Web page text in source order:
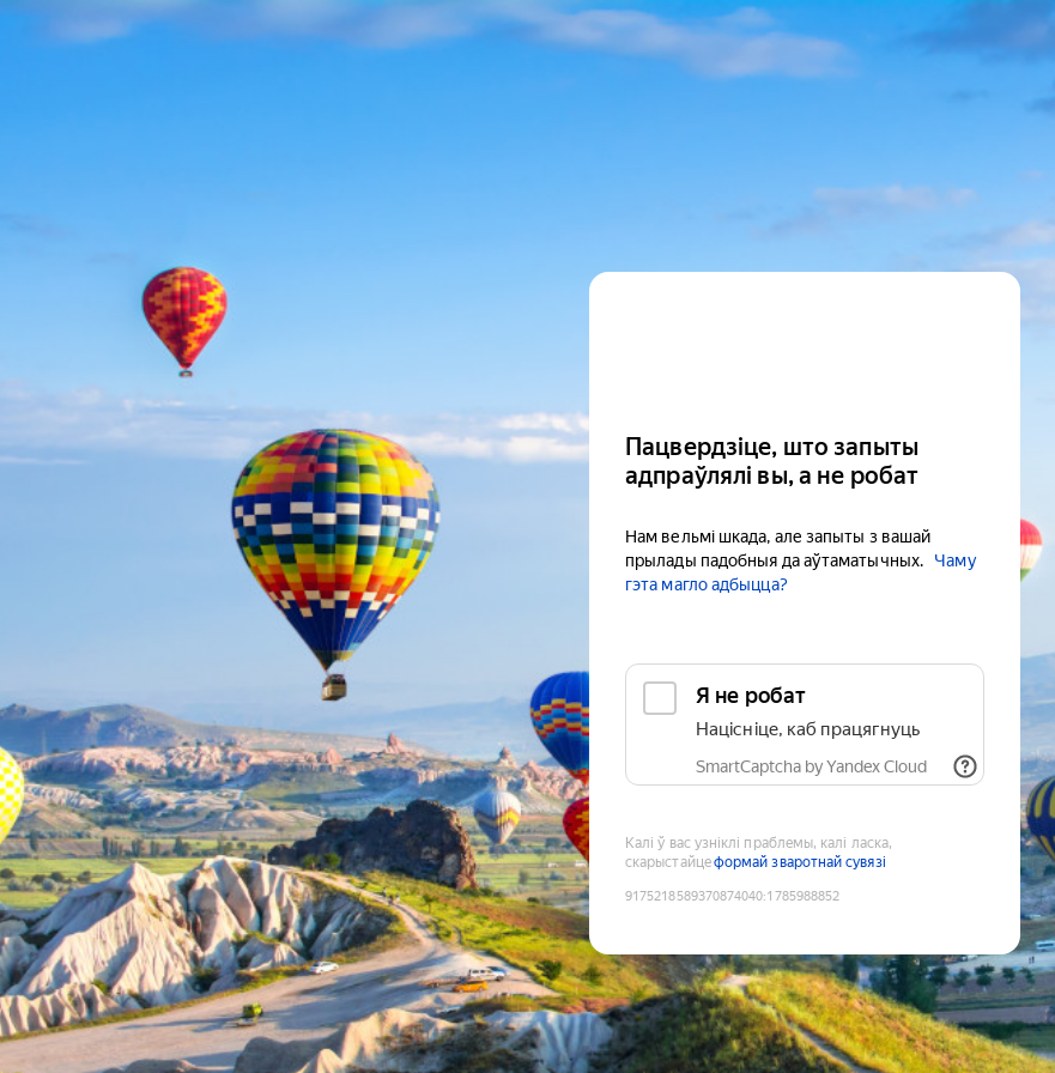
Пацвердзіце, што запыты
адпраўлялі вы, а не робат
Нам вельмі шкада, але запыты з вашай
прылады падобныя да аўтаматычных.
Чаму
гэта магло адбыцца?
Я не робат
Націсніце, каб працягнуць
SmartCaptcha by Yandex Cloud
Калі ў вас узніклі праблемы, калі ласка,
скарыстайцеформай зваротнай сувязі
9175218589370874040:1785988852